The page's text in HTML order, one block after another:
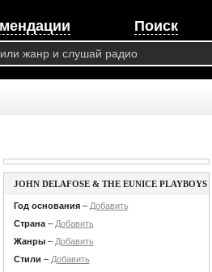
Поиск
JOHN DELAFOSE & THE EUNICE PLAYBOYS
Год основания– Добавить
Страна– Добавить
Жанры– Добавить
Стили – Добавить